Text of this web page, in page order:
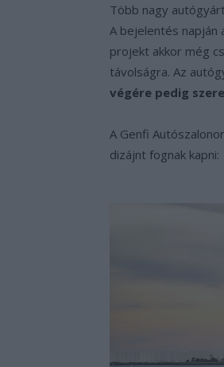
Több nagy
A bejelentés
projekt akkor még
távolságra. Az
végére pedig
A Genfi
dizájnt fognak kapni: